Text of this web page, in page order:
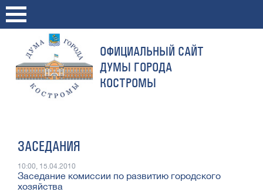
ОФИЦИАЛЬНЫЙ САЙТ
ДУМЫ ГОРОДА
КОСТРОМЫ
ЗАСЕДАНИЯ
10:00, 15.04.2010
Заседание комиссии по развитию городского
хозяйства